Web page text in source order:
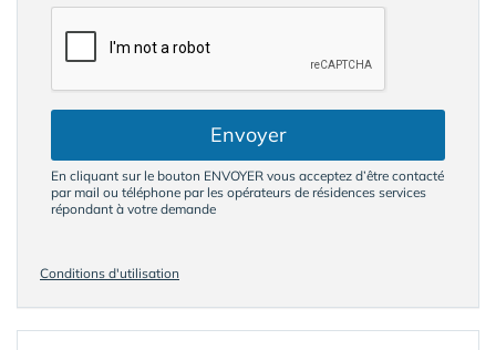
Envoyer
En cliquant sur le bouton ENVOYER vous acceptez d’être contacté
par mail ou téléphone par les opérateurs de résidences services
répondant à votre demande
Conditions d'utilisation